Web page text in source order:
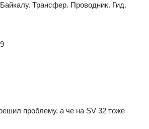
Трансфер. Проводник. Гид.
проблему, а че на SV 32 тоже